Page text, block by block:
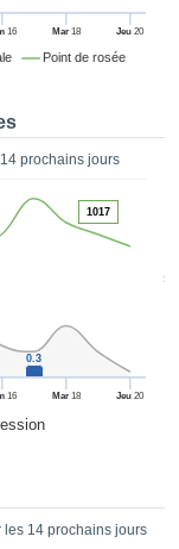
Point de rosée
16 Mar18 Jeu 20
prochains jours
50
16 Mar18 Jeu 20
0.3
1017
les 14 prochains jours